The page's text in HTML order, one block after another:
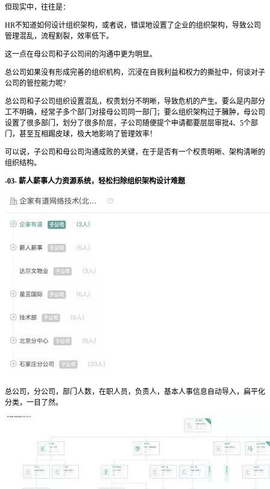
但现实中，往往是：
HR不知道如何设计组织架构，或者说，错误地设置了企业的组织架构，导致公司
管理混乱，流程割裂，效率低下。
这一点在母公司和子公司间的沟通中更为明显。
总公司如果没有形成完善的组织机构，沉浸在自我利益和权力的撕扯中，何谈对子
公司的管控能力呢?
总公司和子公司组织设置混乱，权责划分不明晰，导致危机的产生。要么是内部分
工不明确，经常子多个部门对接母公司同一部门；要么组织架构过于臃肿，母公司
设置了很多部门，划分了很多阶层，子公司随便提个申请都要层层审批4、5个部
门，甚至互相踢皮球，极大地影响了管理效率！
可以说，子公司和母公司沟通成败的关键，在于是否有一个权责明晰、架构清晰的
组织结构。
-03- 薪人薪事人力资源系统，轻松扫除组织架构设计难题
总公司，分公司，部门人数，在职人员，负责人，基本人事信息自动导入，扁平化
分类，一目了然。